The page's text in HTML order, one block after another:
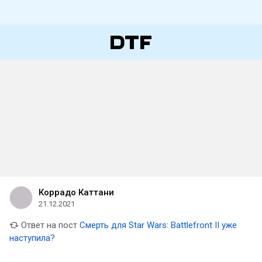
Коррадо Каттани
21.12.2021
Ответ на пост Смерть для Star Wars: Battlefront II уже
наступила?